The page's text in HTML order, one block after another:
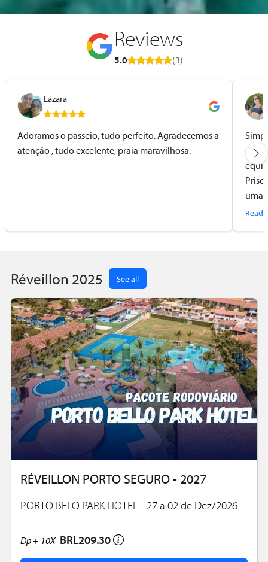
Reviews
5.0 (3)
Lázara
Adoramos o passeio, tudo perfeito. Agradecemos a
atenção , tudo excelente, praia maravilhosa.
uma
Read
Réveillon 2025 See all
RÉVEILLON PORTO SEGURO - 2027
PORTO BELO PARK HOTEL - 27 a 02 de Dez/2026
Dp + 10X BRL209.30